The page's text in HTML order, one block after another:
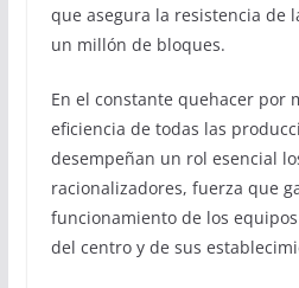
que asegura la resistencia de
un millón de bloques.
En el constante quehacer por
eficiencia de todas las
desempeñan un rol esencial
racionalizadores, fuerza que
funcionamiento de los
del centro y de sus